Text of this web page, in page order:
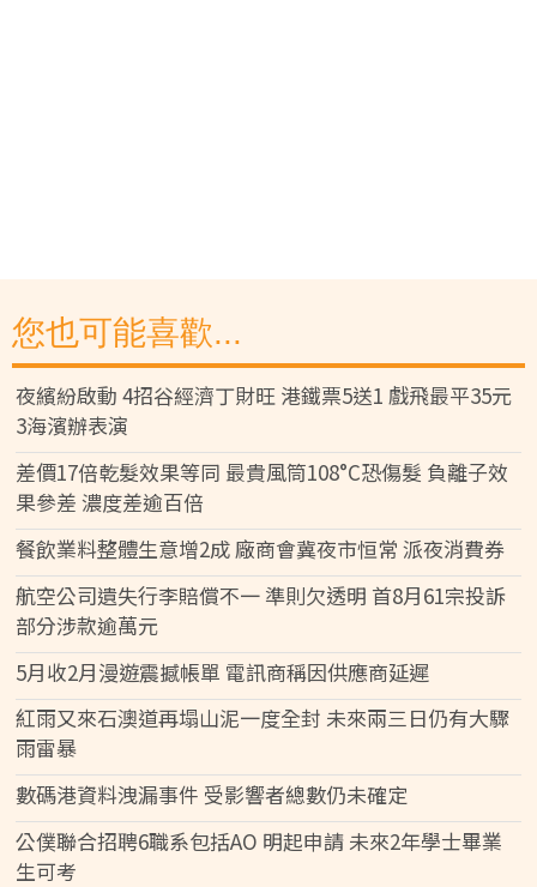
您也可能喜歡...
夜繽紛啟動 4招谷經濟丁財旺 港鐵票5送1 戲飛最平35元
3海濱辦表演
差價17倍乾髮效果等同 最貴風筒108°C恐傷髮 負離子效
果參差 濃度差逾百倍
餐飲業料整體生意增2成 廠商會冀夜市恒常 派夜消費券
航空公司遺失行李賠償不一 準則欠透明 首8月61宗投訴
部分涉款逾萬元
5月收2月漫遊震撼帳單 電訊商稱因供應商延遲
紅雨又來石澳道再塌山泥一度全封 未來兩三日仍有大驟
雨雷暴
數碼港資料洩漏事件 受影響者總數仍未確定
公僕聯合招聘6職系包括AO 明起申請 未來2年學士畢業
生可考